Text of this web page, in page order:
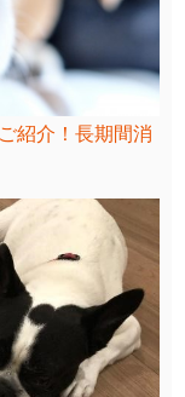
紹介！長期間消